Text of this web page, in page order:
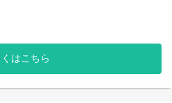
リハリをつけながら仲良く働いて
13,175円/日
月 +諸手当
＞＞＞＞
はこちら